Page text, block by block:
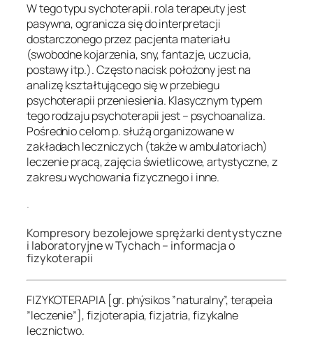
W tego typu sychoterapii. rola terapeuty jest
pasywna, ogranicza się do interpretacji
dostarczonego przez pacjenta materiału
(swobodne kojarzenia, sny, fantazje, uczucia,
postawy itp.). Często nacisk położony jest na
analizę kształtującego się w przebiegu
psychoterapii przeniesienia. Klasycznym typem
tego rodzaju psychoterapii jest – psychoanaliza.
Pośrednio celom p. służą organizowane w
zakładach leczniczych (także w ambulatoriach)
leczenie pracą, zajęcia świetlicowe, artystyczne, z
zakresu wychowania fizycznego i inne.
.
Kompresory bezolejowe sprężarki dentystyczne
i laboratoryjne w Tychach – informacja o
fizykoterapii
FIZYKOTERAPIA [gr. phýsikos ”naturalny”, terapeìa
”leczenie”], fizjoterapia, fizjatria, fizykalne
lecznictwo.